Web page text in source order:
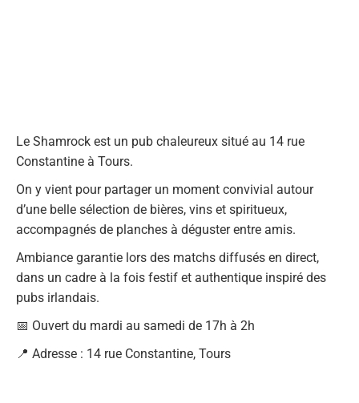
Le Shamrock est un pub chaleureux situé au 14 rue
Constantine à Tours.
On y vient pour partager un moment convivial autour
d’une belle sélection de bières, vins et spiritueux,
accompagnés de planches à déguster entre amis.
Ambiance garantie lors des matchs diffusés en direct,
dans un cadre à la fois festif et authentique inspiré des
pubs irlandais.
📅 Ouvert du mardi au samedi de 17h à 2h
📍 Adresse : 14 rue Constantine, Tours